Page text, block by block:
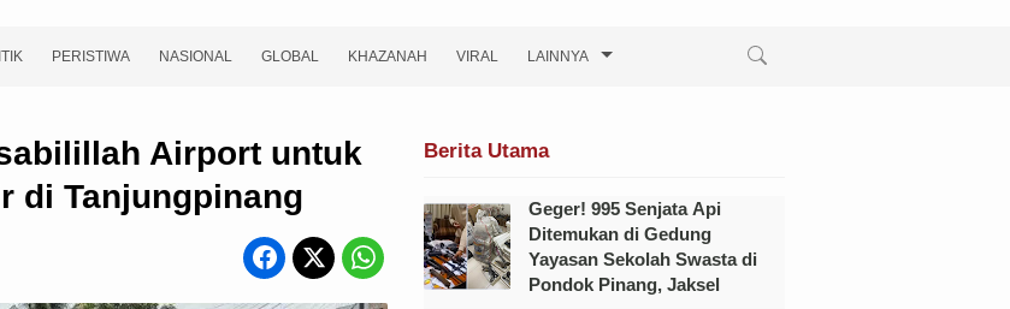
PERISTIWA NASIONAL GLOBAL KHAZANAH VIRAL LAINNYA
Airport untuk
di Tanjungpinang
Berita Utama
Geger! 995 Senjata Api
Ditemukan di Gedung
Yayasan Sekolah Swasta di
Pondok Pinang, Jaksel